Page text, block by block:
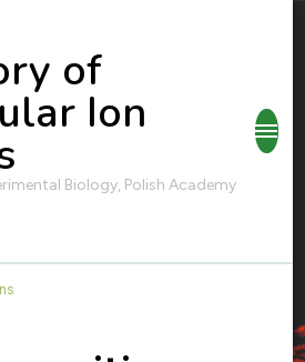
of
Ion
Biology, Polish Academy